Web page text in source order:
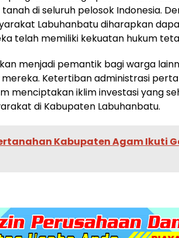
di seluruh pelosok Indonesia.
Labuhanbatu diharapkan
telah memiliki kekuatan hukum
menjadi pemantik bagi warga
Ketertiban administrasi
menciptakan iklim investasi yang
di Kabupaten Labuhanbatu.
Kabupaten Agam Ikuti